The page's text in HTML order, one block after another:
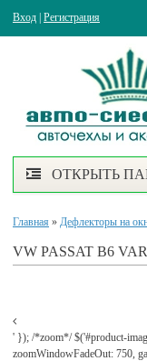
Вход Регистрация
ОТКРЫТЬ
Главная » Дефлекторы на
VW PASSAT B6
' }); /*zoom*/ $('#product-
zoomWindowFadeOut: 750,